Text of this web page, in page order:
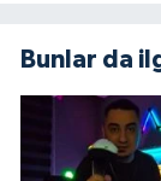
Bunlar da